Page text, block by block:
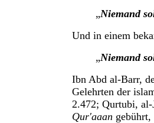
„Niemand
Und in einem
„Niemand
Ibn Abd al-Barr,
Gelehrten der
2.472; Qurtubi,
Qur'aaan